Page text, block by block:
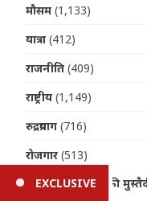
मौसम (1,133)
यात्रा (412)
राजनीति (409)
राष्ट्रीय (1,149)
रुद्रप्रयाग (716)
रोजगार (513)
विदेश(86)
EXCLUSIVE
को रेस्क्यू कर बचाया